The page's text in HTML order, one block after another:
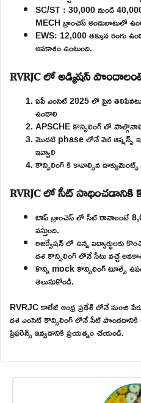
SC/ST : 30,000 నుండి
MECH బ్రాంచెస్ అందుబాటులో
EWS: 12,000 తక్కువ రంగు
అవకాశం ఉంటుంది.
RVRJC లో అడ్మిషన్
ఏపీ ఎంసెట్ 2025 లో పైన
ఉండాలి
APSCHE కౌన్సిలింగ్ లో
మొదటి phase లోనే వెబ్ ఆప్షన్స్
ఇవ్వాలి
కౌన్సిలింగ్ కి కావాల్సిన
RVRJC లో సీట్
టాప్ బ్రాంచెస్ లో సీట్ రావాలంటే
వస్తుంది.
రిజర్వేషన్ లో ఉన్న విద్యార్థులకు
దశ కౌన్సిలింగ్ లోనే సీటు వచ్చే
కొన్ని mock కౌన్సిలింగ్ టూల్స్
తెలుసుకోండి.
RVRJC కాలేజ్ ఆంధ్ర ప్రదేశ్ లోనే మంచి
దశ ఎంసెట్ కౌన్సిలింగ్ లోనే సీట్ పొందడానికి
ప్రిఫరెన్స్ ఇవ్వడానికి ప్రయత్నం చేయండి.